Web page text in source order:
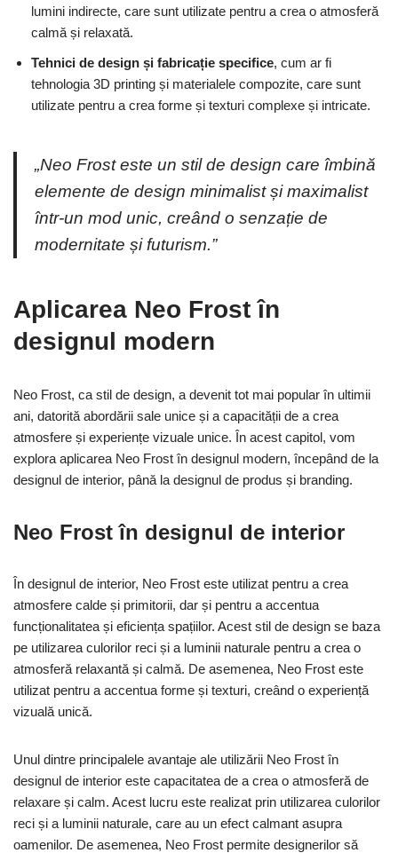
lumini indirecte, care sunt utilizate pentru a crea o atmosferă
calmă și relaxată.
Tehnici de design și fabricație specifice, cum ar fi
tehnologia 3D printing și materialele compozite, care sunt
utilizate pentru a crea forme și texturi complexe și intricate.
„Neo Frost este un stil de design care îmbină
elemente de design minimalist și maximalist
într-un mod unic, creând o senzație de
modernitate și futurism.”
Aplicarea Neo Frost în
designul modern
Neo Frost, ca stil de design, a devenit tot mai popular în ultimii
ani, datorită abordării sale unice și a capacității de a crea
atmosfere și experiențe vizuale unice. În acest capitol, vom
explora aplicarea Neo Frost în designul modern, începând de la
designul de interior, până la designul de produs și branding.
Neo Frost în designul de interior
În designul de interior, Neo Frost este utilizat pentru a crea
atmosfere calde și primitorii, dar și pentru a accentua
funcționalitatea și eficiența spațiilor. Acest stil de design se baza
pe utilizarea culorilor reci și a luminii naturale pentru a crea o
atmosferă relaxantă și calmă. De asemenea, Neo Frost este
utilizat pentru a accentua forme și texturi, creând o experiență
vizuală unică.
Unul dintre principalele avantaje ale utilizării Neo Frost în
designul de interior este capacitatea de a crea o atmosferă de
relaxare și calm. Acest lucru este realizat prin utilizarea culorilor
reci și a luminii naturale, care au un efect calmant asupra
oamenilor. De asemenea, Neo Frost permite designerilor să